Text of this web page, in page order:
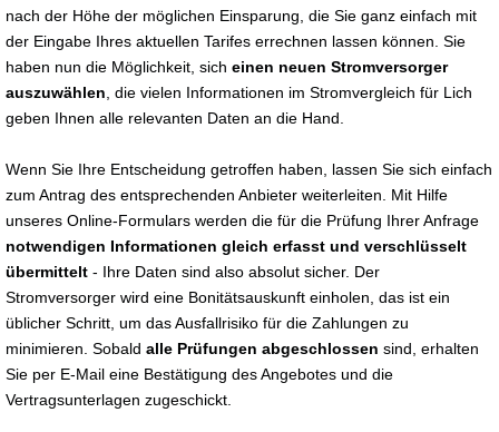
nach der Höhe der möglichen Einsparung, die Sie ganz einfach mit
der Eingabe Ihres aktuellen Tarifes errechnen lassen können. Sie
haben nun die Möglichkeit, sich einen neuen Stromversorger
auszuwählen , die vielen Informationen im Stromvergleich für Lich
geben Ihnen alle relevanten Daten an die Hand.
Wenn Sie Ihre Entscheidung getroffen haben, lassen Sie sich einfach
zum Antrag des entsprechenden Anbieter weiterleiten. Mit Hilfe
unseres Online-Formulars werden die für die Prüfung Ihrer Anfrage
notwendigen Informationen gleich erfasst und verschlüsselt
übermittelt - Ihre Daten sind also absolut sicher. Der
Stromversorger wird eine Bonitätsauskunft einholen, das ist ein
üblicher Schritt, um das Ausfallrisiko für die Zahlungen zu
minimieren. Sobald alle Prüfungen abgeschlossen sind, erhalten
Sie per E-Mail eine Bestätigung des Angebotes und die
Vertragsunterlagen zugeschickt.